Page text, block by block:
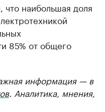
что наибольшая доля
85% от общего
информация — в
. Аналитика, мнения,